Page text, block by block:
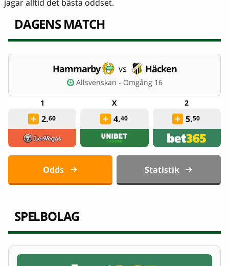
jagar alltid det bästa oddset.
DAGENS MATCH
Hammarby vs Häcken
Allsvenskan - Omgång 16
2.60 4.40 5.50
Odds Statistik
SPELBOLAG